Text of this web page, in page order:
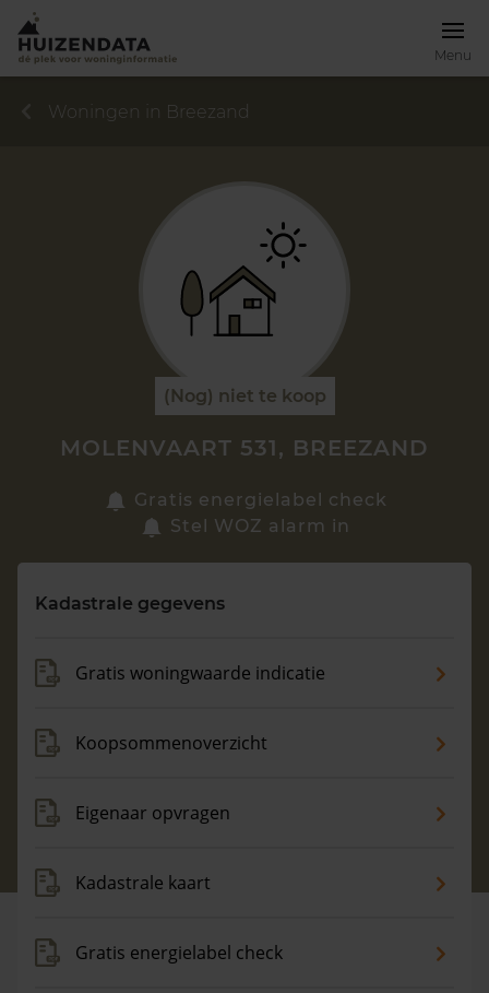
Menu
Zoek een woning
Maandag t/m vrijdag - 08:00 -18:00
Woningen in Breezand
(Nog) niet te koop
MOLENVAART 531, BREEZAND
Gratis energielabel check
Stel WOZ alarm in
Kadastrale gegevens
Gratis woningwaarde indicatie
Koopsommenoverzicht
Eigenaar opvragen
Kadastrale kaart
Gratis energielabel check